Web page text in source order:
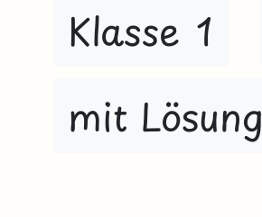
Klasse 1
mit Lösung